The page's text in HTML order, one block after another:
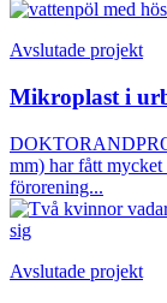
Avslutade projekt
Mikroplast i
mm) har fått mycket
förorening...
Avslutade projekt